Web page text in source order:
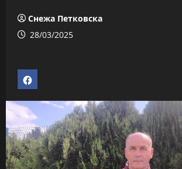
Снежа Петковска
28/03/2025